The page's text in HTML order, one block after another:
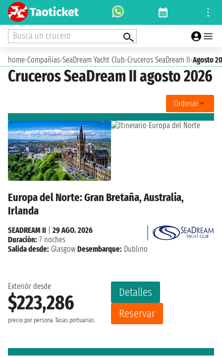
Busca un crucero
home›Compañías›SeaDream Yacht Club›Cruceros SeaDream II›Agosto
Cruceros SeaDream II agosto 2026
Ordenar
Europa del Norte: Gran Bretaña, Australia,
Irlanda
Exteriór desde
$223,286
precio por persona Tasas portuarias
Detalles
Reservar
SEADREAM II
29 AGO. 2026
Duración: 7 noches
Salida desde: Glasgow Desembarque: Dublino